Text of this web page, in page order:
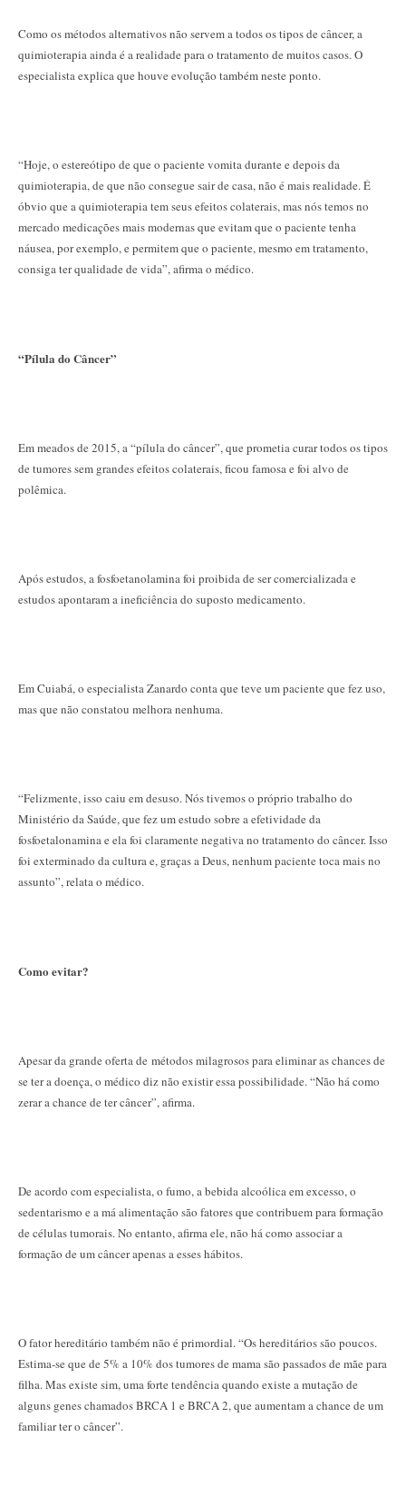
Como os métodos alternativos não servem a todos os tipos de câncer, a
quimioterapia ainda é a realidade para o tratamento de muitos casos. O
especialista explica que houve evolução também neste ponto.
“Hoje, o estereótipo de que o paciente vomita durante e depois da
quimioterapia, de que não consegue sair de casa, não é mais realidade. É
óbvio que a quimioterapia tem seus efeitos colaterais, mas nós temos no
mercado medicações mais modernas que evitam que o paciente tenha
náusea, por exemplo, e permitem que o paciente, mesmo em tratamento,
consiga ter qualidade de vida”, afirma o médico.
“Pílula do Câncer”
Em meados de 2015, a “pílula do câncer”, que prometia curar todos os tipos
de tumores sem grandes efeitos colaterais, ficou famosa e foi alvo de
polêmica.
Após estudos, a fosfoetanolamina foi proibida de ser comercializada e
estudos apontaram a ineficiência do suposto medicamento.
Em Cuiabá, o especialista Zanardo conta que teve um paciente que fez uso,
mas que não constatou melhora nenhuma.
“Felizmente, isso caiu em desuso. Nós tivemos o próprio trabalho do
Ministério da Saúde, que fez um estudo sobre a efetividade da
fosfoetalonamina e ela foi claramente negativa no tratamento do câncer. Isso
foi exterminado da cultura e, graças a Deus, nenhum paciente toca mais no
assunto”, relata o médico.
Como evitar?
Apesar da grande oferta de métodos milagrosos para eliminar as chances de
se ter a doença, o médico diz não existir essa possibilidade. “Não há como
zerar a chance de ter câncer”, afirma.
De acordo com especialista, o fumo, a bebida alcoólica em excesso, o
sedentarismo e a má alimentação são fatores que contribuem para formação
de células tumorais. No entanto, afirma ele, não há como associar a
formação de um câncer apenas a esses hábitos.
O fator hereditário também não é primordial. “Os hereditários são poucos.
Estima-se que de 5% a 10% dos tumores de mama são passados de mãe para
filha. Mas existe sim, uma forte tendência quando existe a mutação de
alguns genes chamados BRCA 1 e BRCA 2, que aumentam a chance de um
familiar ter o câncer”.